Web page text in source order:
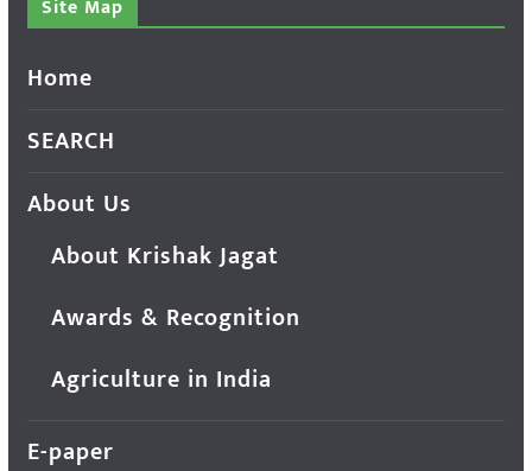
Site Map
Home
SEARCH
About Us
About Krishak Jagat
Awards & Recognition
Agriculture in India
E-paper